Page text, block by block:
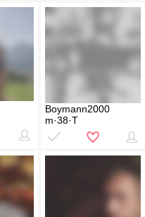
Boymann2000
m·38·T